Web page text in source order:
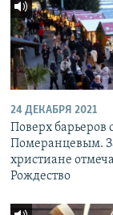
24 ДЕКАБРЯ 2021
Поверх барьеров
Померанцевым.
христиане
Рождество